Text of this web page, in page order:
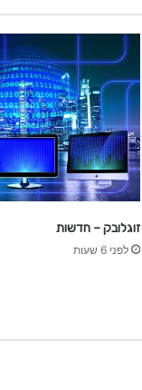
זוגלובק – חדשות
לפני 6 שעות